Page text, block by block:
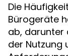
Die
Bürogeräte
ab, darunter
der Nutzung